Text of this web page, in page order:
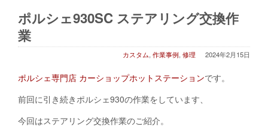
ポルシェ930SC ステアリング交換作
業
2024年2月15日
カスタム,作業事例,修理
ポルシェ専門店 カーショップホットステーションです。
前回に引き続きポルシェ930の作業をしています、
今回はステアリング交換作業のご紹介。